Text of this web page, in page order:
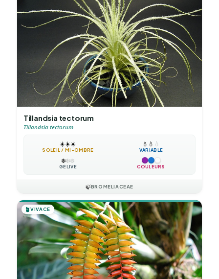
Tillandsia tectorum
Tillandsia tectorum
☀️☀️☀️
SOLEIL / MI-OMBRE
💧 💧 💧
VARIABLE
❄️❄️❄️
GÉLIVE COULEURS
🍃BROMELIACEAE
🪴VIVACE